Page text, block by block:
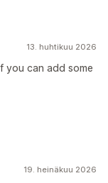
13. huhtikuu 2026
you can add some
19. heinäkuu 2026